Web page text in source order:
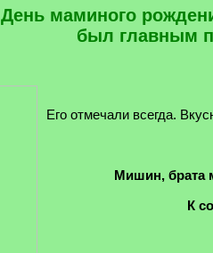
День маминого
был главным
Его отмечали всегда.
Мишин, брата
К